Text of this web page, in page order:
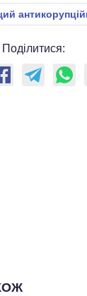
Поділитися: